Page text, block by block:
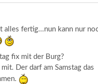
alles fertig...nun kann nur
fix mit der Burg?
Der darf am Samstag das